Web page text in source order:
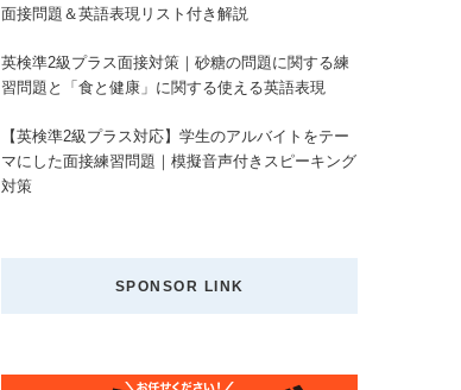
面接問題＆英語表現リスト付き解説
英検準2級プラス面接対策｜砂糖の問題に関する練
習問題と「食と健康」に関する使える英語表現
【英検準2級プラス対応】学生のアルバイトをテー
マにした面接練習問題｜模擬音声付きスピーキング
対策
SPONSOR LINK